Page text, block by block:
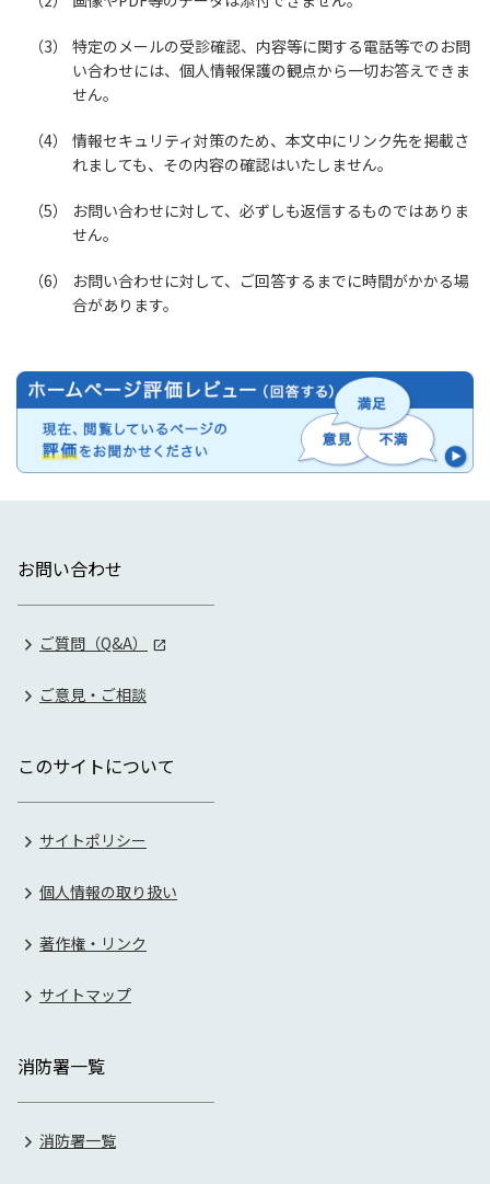
特定のメールの受診確認、内容等に関する電話等でのお問
い合わせには、個人情報保護の観点から一切お答えできま
せん。
情報セキュリティ対策のため、本文中にリンク先を掲載さ
れましても、その内容の確認はいたしません。
お問い合わせに対して、必ずしも返信するものではありま
せん。
お問い合わせに対して、ご回答するまでに時間がかかる場
合があります。
お問い合わせ
ご質問（Q&A）
ご意見・ご相談
このサイトについて
サイトポリシー
個人情報の取り扱い
著作権・リンク
サイトマップ
消防署一覧
消防署一覧